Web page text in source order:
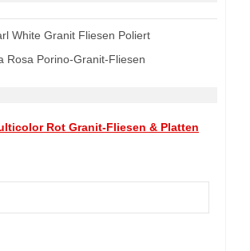
White Granit Fliesen Poliert
Rosa Porino-Granit-Fliesen
Rot Granit-Fliesen & Platten